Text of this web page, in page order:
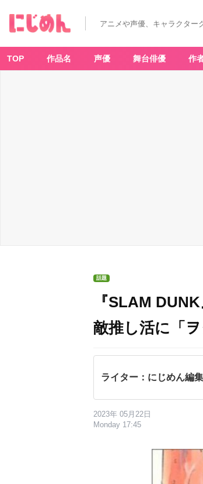
アニメや声優、キャラクター
TOP 作品名 声優 舞台俳優 作
話題
『SLAM
敵推し活に「
ライター：にじめん編
2023年 05月22日
Monday 17:45